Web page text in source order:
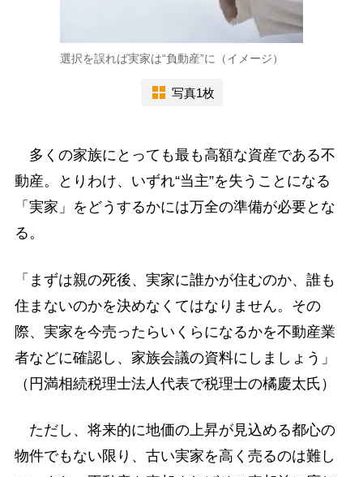
選択を誤れば実家は“負動産”に（イメージ）
写真1枚
多くの家族にとっても最も高額な資産である不
動産。とりわけ、いずれ“当主”を失うことになる
「実家」をどうするかには万全の準備が必要とな
る。
「まずは親の死後、実家に誰かが住むのか、誰も
住まないのかを決めなくてはなりません。その
際、実家を今売ったらいくらになるかを不動産業
者などに確認し、家族会議の資料にしましょう」
（円満相続税理士法人代表で税理士の橘慶太氏）
ただし、将来的に地価の上昇が見込める都心の
物件でもない限り、古い実家を高く売るのは難し